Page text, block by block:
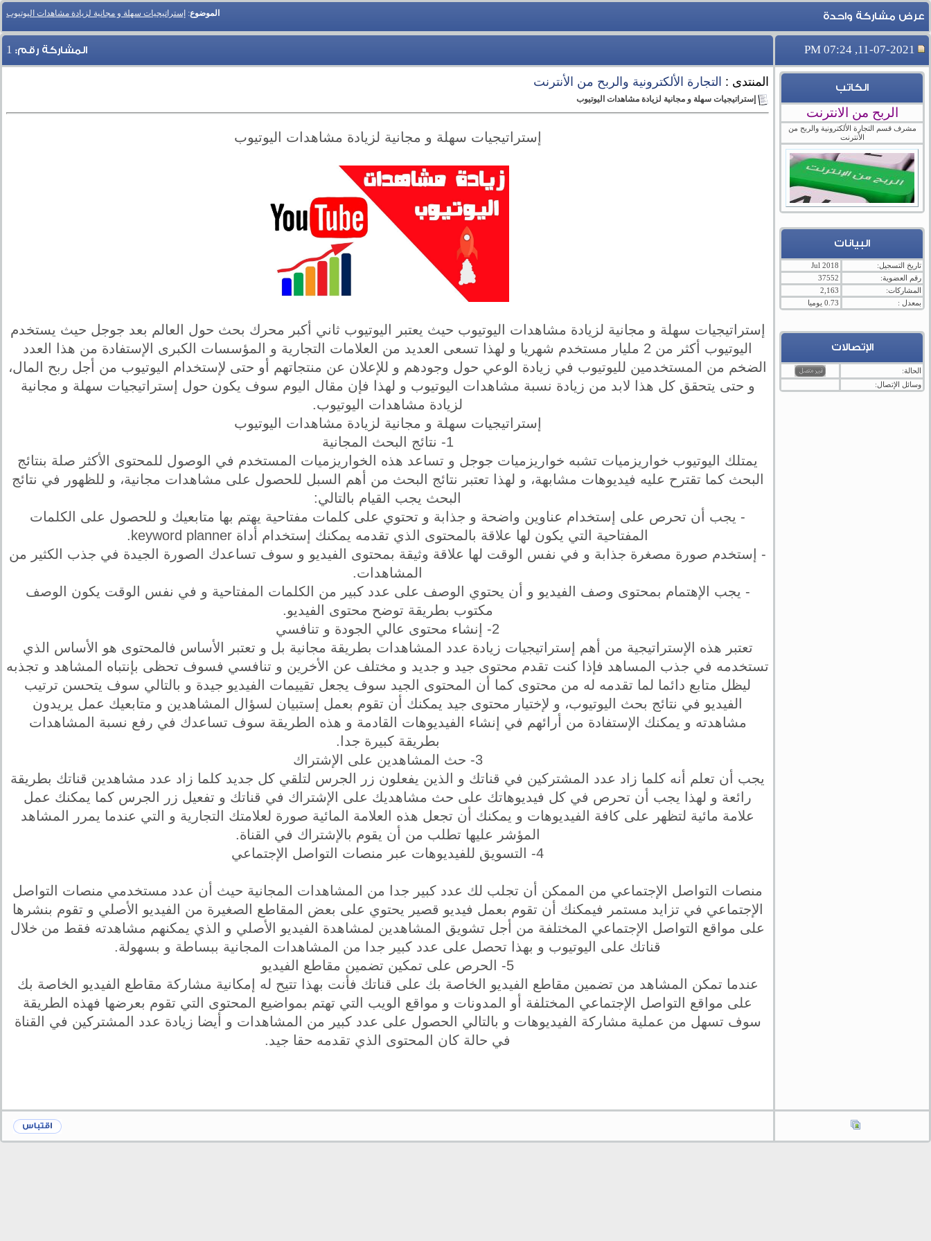
الموضوع: إستراتيجيات سهلة و مجانية لزيادة مشاهدات اليوتيوب عرض مشاركة واحدة
11-07-2021, 07:24 PM المشاركة رقم: 1
الكاتب
الربح من الانترنت
مشرف قسم التجارة الألكترونية والربح من
الأنترنت
البيانات
تاريخ التسجيل:
Jul 2018
رقم العضوية:
37552
المشاركات:
2,163
بمعدل :
0.73 يوميا
الإتصالات
الحالة:
وسائل الإتصال:
المنتدى : التجارة الألكترونية والربح من الأنترنت
إستراتيجيات سهلة و مجانية لزيادة مشاهدات اليوتيوب
إستراتيجيات سهلة و مجانية لزيادة مشاهدات اليوتيوب
إستراتيجيات سهلة و مجانية لزيادة مشاهدات اليوتيوب حيث يعتبر اليوتيوب ثاني أكبر محرك بحث حول العالم بعد جوجل حيث يستخدم
اليوتيوب أكثر من 2 مليار مستخدم شهريا و لهذا تسعى العديد من العلامات التجارية و المؤسسات الكبرى الإستفادة من هذا العدد
الضخم من المستخدمين لليوتيوب في زيادة الوعي حول وجودهم و للإعلان عن منتجاتهم أو حتى لإستخدام اليوتيوب من أجل ربح المال،
و حتى يتحقق كل هذا لابد من زيادة نسبة مشاهدات اليوتيوب و لهذا فإن مقال اليوم سوف يكون حول إستراتيجيات سهلة و مجانية
لزيادة مشاهدات اليوتيوب.
إستراتيجيات سهلة و مجانية لزيادة مشاهدات اليوتيوب
1- نتائج البحث المجانية
يمتلك اليوتيوب خواريزميات تشبه خواريزميات جوجل و تساعد هذه الخواريزميات المستخدم في الوصول للمحتوى الأكثر صلة بنتائج
البحث كما تقترح عليه فيديوهات مشابهة، و لهذا تعتبر نتائج البحث من أهم السبل للحصول على مشاهدات مجانية، و للظهور في نتائج
البحث يجب القيام بالتالي:
- يجب أن تحرص على إستخدام عناوين واضحة و جذابة و تحتوي على كلمات مفتاحية يهتم بها متابعيك و للحصول على الكلمات
المفتاحية التي يكون لها علاقة بالمحتوى الذي تقدمه يمكنك إستخدام أداة keyword planner.
- إستخدم صورة مصغرة جذابة و في نفس الوقت لها علاقة وثيقة بمحتوى الفيديو و سوف تساعدك الصورة الجيدة في جذب الكثير من
المشاهدات.
- يجب الإهتمام بمحتوى وصف الفيديو و أن يحتوي الوصف على عدد كبير من الكلمات المفتاحية و في نفس الوقت يكون الوصف
مكتوب بطريقة توضح محتوى الفيديو.
2- إنشاء محتوى عالي الجودة و تنافسي
تعتبر هذه الإستراتيجية من أهم إستراتيجيات زيادة عدد المشاهدات بطريقة مجانية بل و تعتبر الأساس فالمحتوى هو الأساس الذي
تستخدمه في جذب المساهد فإذا كنت تقدم محتوى جيد و جديد و مختلف عن الأخرين و تنافسي فسوف تحظى بإنتباه المشاهد و تجذبه
ليظل متابع دائما لما تقدمه له من محتوى كما أن المحتوى الجيد سوف يجعل تقييمات الفيديو جيدة و بالتالي سوف يتحسن ترتيب
الفيديو في نتائج بحث اليوتيوب، و لإختيار محتوى جيد يمكنك أن تقوم بعمل إستبيان لسؤال المشاهدين و متابعيك عمل يريدون
مشاهدته و يمكنك الإستفادة من أرائهم في إنشاء الفيديوهات القادمة و هذه الطريقة سوف تساعدك في رفع نسبة المشاهدات
بطريقة كبيرة جدا.
3- حث المشاهدين على الإشتراك
يجب أن تعلم أنه كلما زاد عدد المشتركين في قناتك و الذين يفعلون زر الجرس لتلقي كل جديد كلما زاد عدد مشاهدين قناتك بطريقة
رائعة و لهذا يجب أن تحرص في كل فيديوهاتك على حث مشاهديك على الإشتراك في قناتك و تفعيل زر الجرس كما يمكنك عمل
علامة مائية لتظهر على كافة الفيديوهات و يمكنك أن تجعل هذه العلامة المائية صورة لعلامتك التجارية و التي عندما يمرر المشاهد
المؤشر عليها تطلب من أن يقوم بالإشتراك في القناة.
4- التسويق للفيديوهات عبر منصات التواصل الإجتماعي
منصات التواصل الإجتماعي من الممكن أن تجلب لك عدد كبير جدا من المشاهدات المجانية حيث أن عدد مستخدمي منصات التواصل
الإجتماعي في تزايد مستمر فيمكنك أن تقوم بعمل فيديو قصير يحتوي على بعض المقاطع الصغيرة من الفيديو الأصلي و تقوم بنشرها
على مواقع التواصل الإجتماعي المختلفة من أجل تشويق المشاهدين لمشاهدة الفيديو الأصلي و الذي يمكنهم مشاهدته فقط من خلال
قناتك على اليوتيوب و بهذا تحصل على عدد كبير جدا من المشاهدات المجانية ببساطة و بسهولة.
5- الحرص على تمكين تضمين مقاطع الفيديو
عندما تمكن المشاهد من تضمين مقاطع الفيديو الخاصة بك على قناتك فأنت بهذا تتيح له إمكانية مشاركة مقاطع الفيديو الخاصة بك
على مواقع التواصل الإجتماعي المختلفة أو المدونات و مواقع الويب التي تهتم بمواضيع المحتوى التي تقوم بعرضها فهذه الطريقة
سوف تسهل من عملية مشاركة الفيديوهات و بالتالي الحصول على عدد كبير من المشاهدات و أيضا زيادة عدد المشتركين في القناة
في حالة كان المحتوى الذي تقدمه حقا جيد.